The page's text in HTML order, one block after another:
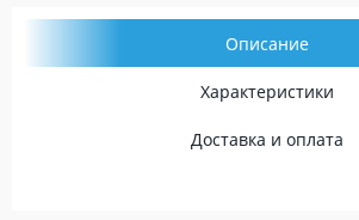
Описание
Характеристики
Доставка и оплата